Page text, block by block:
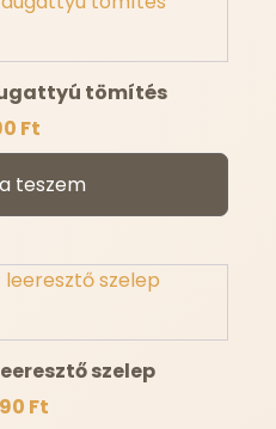
tömítés
Ft
teszem
szelep
Ft